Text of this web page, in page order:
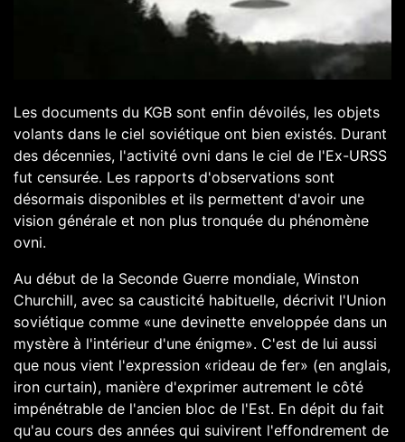
Les documents du KGB sont enfin dévoilés, les objets
volants dans le ciel soviétique ont bien existés. Durant
des décennies, l'activité ovni dans le ciel de l'Ex-URSS
fut censurée. Les rapports d'observations sont
désormais disponibles et ils permettent d'avoir une
vision générale et non plus tronquée du phénomène
ovni.
Au début de la Seconde Guerre mondiale, Winston
Churchill, avec sa causticité habituelle, décrivit l'Union
soviétique comme «une devinette enveloppée dans un
mystère à l'intérieur d'une énigme». C'est de lui aussi
que nous vient l'expression «rideau de fer» (en anglais,
iron curtain), manière d'exprimer autrement le côté
impénétrable de l'ancien bloc de l'Est. En dépit du fait
qu'au cours des années qui suivirent l'effondrement de